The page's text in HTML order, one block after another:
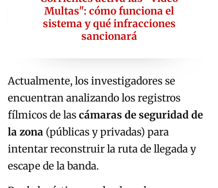
Multas": cómo funciona el
sistema y qué infracciones
sancionará
Actualmente, los investigadores se
encuentran analizando los registros
fílmicos de lascámaras de seguridad de
la zona (públicas y privadas) para
intentar reconstruir la ruta de llegada y
escape de la banda.